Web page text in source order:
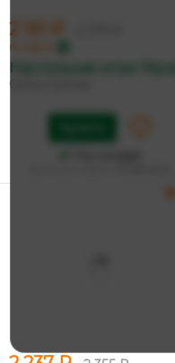
2 161 ₽
по карте
Настольная игра 'Муза'
GaGa Games